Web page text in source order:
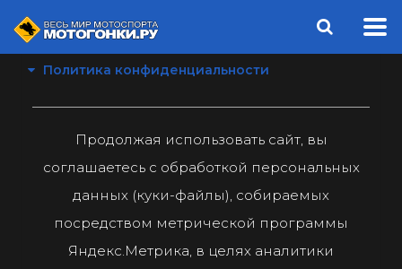
Политика конфиденциальности
Продолжая использовать сайт, вы
соглашаетесь с обработкой персональных
данных (куки-файлы), собираемых
посредством метрической программы
Яндекс.Метрика, в целях аналитики